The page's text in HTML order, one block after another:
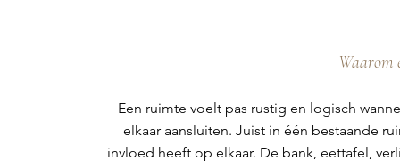
Waarom
Een ruimte voelt pas rustig en logisch
elkaar aansluiten. Juist in één bestaande
invloed heeft op elkaar. De bank, eettafel,